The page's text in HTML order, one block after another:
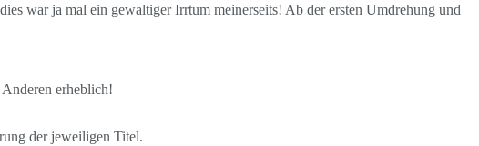
war ja mal ein gewaltiger Irrtum meinerseits! Ab der ersten Umdrehung und
erheblich!
der jeweiligen Titel.